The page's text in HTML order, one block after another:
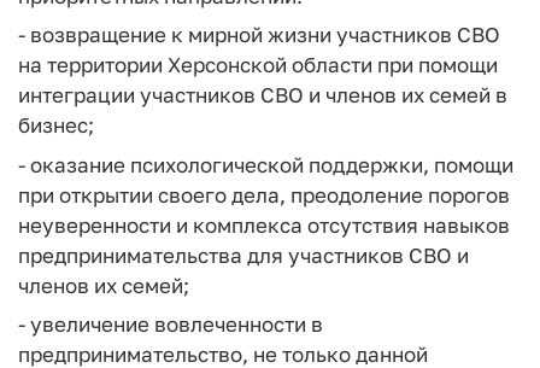
- возвращение к мирной жизни участников СВО
на территории Херсонской области при помощи
интеграции участников СВО и членов их семей в
бизнес;
- оказание психологической поддержки, помощи
при открытии своего дела, преодоление порогов
неуверенности и комплекса отсутствия навыков
предпринимательства для участников СВО и
членов их семей;
- увеличение вовлеченности в
предпринимательство, не только данной